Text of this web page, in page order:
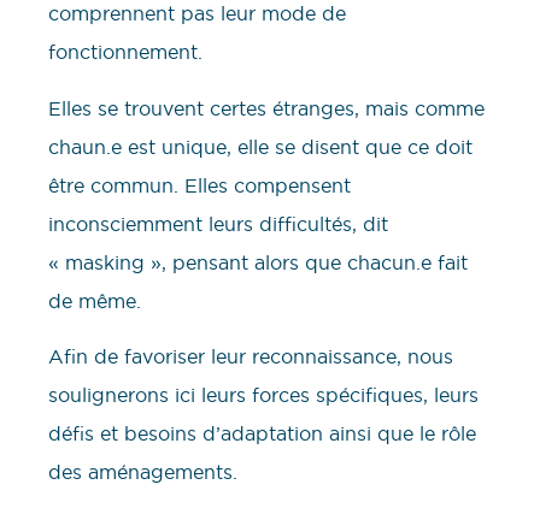
comprennent pas leur mode de
fonctionnement.
Elles se trouvent certes étranges, mais comme
chaun.e est unique, elle se disent que ce doit
être commun. Elles compensent
inconsciemment leurs difficultés, dit
« masking », pensant alors que chacun.e fait
de même.
Afin de favoriser leur reconnaissance, nous
soulignerons ici leurs forces spécifiques, leurs
défis et besoins d’adaptation ainsi que le rôle
des aménagements.